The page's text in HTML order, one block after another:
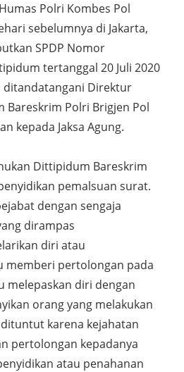
Polri Kombes Pol
sebelumnya di Jakarta,
SPDP Nomor
tertanggal 20 Juli 2020
Direktur
Bareskrim Polri Brigjen Pol
kepada Jaksa Agung.
Dittipidum Bareskrim
pemalsuan surat.
dengan sengaja
dirampas
diri atau
memberi pertolongan pada
melepaskan diri dengan
orang yang melakukan
karena kejahatan
pertolongan kepadanya
atau penahanan